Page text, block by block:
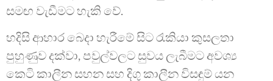
සමඟ වැඩීමට හැකි වේ.
හදිසි ආහාර බෙදා හැරීමේ සිට රැකියා කුසලතා
පුහුණුව දක්වා, පවුල්වලට සුවය ලැබීමට අවශ්‍ය
කෙටි කාලීන සහන සහ දිගු කාලීන විසඳුම් යන